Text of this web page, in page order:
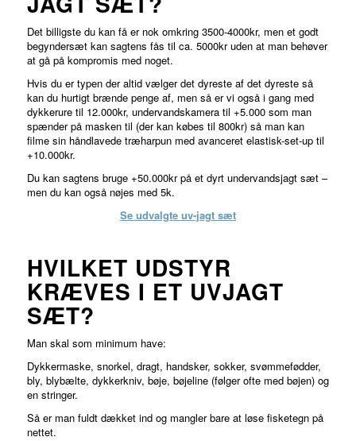
Det billigste du kan få er nok omkring 3500-4000kr, men et godt
begyndersæt kan sagtens fås til ca. 5000kr uden at man behøver
at gå på kompromis med noget.
Hvis du er typen der altid vælger det dyreste af det dyreste så
kan du hurtigt brænde penge af, men så er vi også i gang med
dykkerure til 12.000kr, undervandskamera til +5.000 som man
spænder på masken til (der kan købes til 800kr) så man kan
filme sin håndlavede træharpun med avanceret elastisk-set-up til
+10.000kr.
Du kan sagtens bruge +50.000kr på et dyrt undervandsjagt sæt –
men du kan også nøjes med 5k.
Se udvalgte uv-jagt sæt
HVILKET UDSTYR
KRÆVES I ET UVJAGT
SÆT?
Man skal som minimum have:
Dykkermaske, snorkel, dragt, handsker, sokker, svømmefødder,
bly, blybælte, dykkerkniv, bøje, bøjeline (følger ofte med bøjen) og
en stringer.
Så er man fuldt dækket ind og mangler bare at løse fisketegn på
nettet.